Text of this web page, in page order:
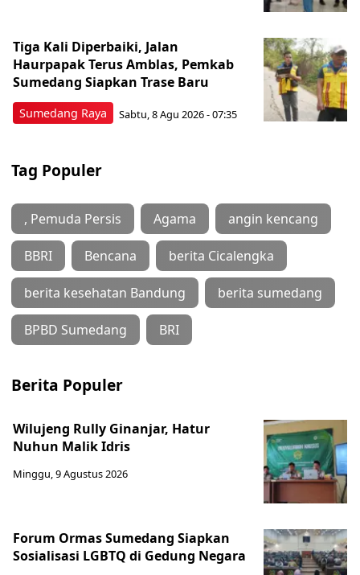
Sumedang Raya
Tiga Kali Diperbaiki, Jalan
Haurpapak Terus Amblas, Pemkab
Sumedang Siapkan Trase Baru
Sabtu, 8 Agu 2026 - 07:35
Tag Populer
, Pemuda Persis Agama angin kencang
BBRI Bencana berita Cicalengka
berita kesehatan Bandung berita sumedang
BPBD Sumedang BRI
Berita Populer
Wilujeng Rully Ginanjar, Hatur
Nuhun Malik Idris
Minggu, 9 Agustus 2026
Forum Ormas Sumedang Siapkan
Sosialisasi LGBTQ di Gedung Negara